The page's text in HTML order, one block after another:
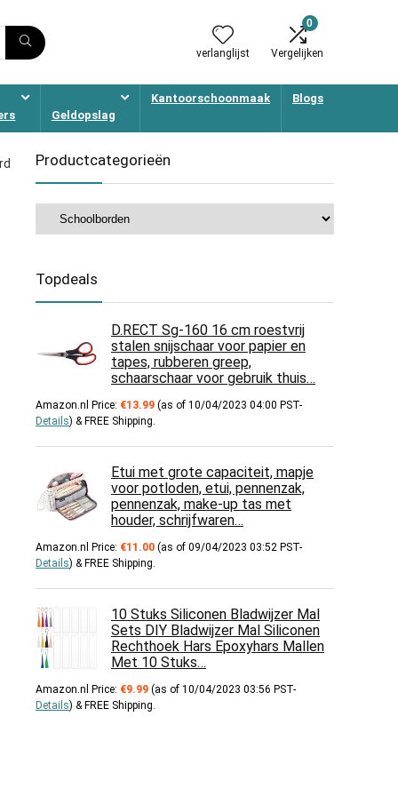
verlanglijst
0
Vergelijken
Geldopslag
Kantoorschoonmaak Blogs
Productcategorieën
Topdeals
D.RECT Sg-160 16 cm roestvrij
stalen snijschaar voor papier en
tapes, rubberen greep,
schaarschaar voor gebruik thuis…
Amazon.nl Price: €13.99 (as of 10/04/2023 04:00 PST-
Details) & FREE Shipping.
Etui met grote capaciteit, mapje
voor potloden, etui, pennenzak,
pennenzak, make-up tas met
houder, schrijfwaren…
Amazon.nl Price: €11.00 (as of 09/04/2023 03:52 PST-
Details) & FREE Shipping.
10 Stuks Siliconen Bladwijzer Mal
Sets DIY Bladwijzer Mal Siliconen
Rechthoek Hars Epoxyhars Mallen
Met 10 Stuks…
Amazon.nl Price: €9.99 (as of 10/04/2023 03:56 PST-
Details) & FREE Shipping.